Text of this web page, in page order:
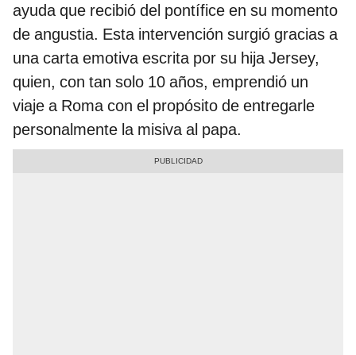
ayuda que recibió del pontífice en su momento
de angustia. Esta intervención surgió gracias a
una carta emotiva escrita por su hija Jersey,
quien, con tan solo 10 años, emprendió un
viaje a Roma con el propósito de entregarle
personalmente la misiva al papa.